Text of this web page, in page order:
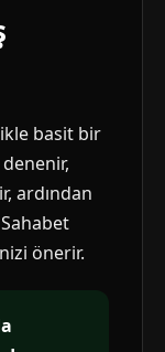
basit bir
ardından
önerir.